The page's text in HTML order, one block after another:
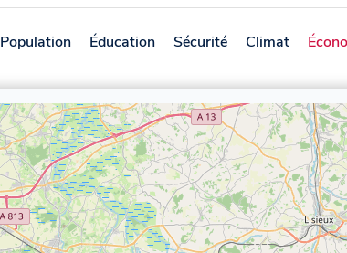
Population Éducation Sécurité Climat